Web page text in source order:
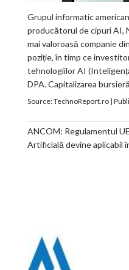
Grupul informatic
producătorul de cipuri AI,
mai valoroasă companie
poziție, în timp ce
tehnologiilor AI
DPA. Capitalizarea
Source:TechnoReport.ro|
ANCOM: Regulamentul
Artificială devine aplicabil